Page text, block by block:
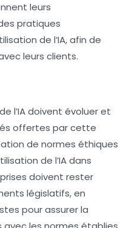
leurs
pratiques
de l’IA, afin de
leurs clients.
l’IA doivent évoluer et
offertes par cette
de normes éthiques
de l’IA dans
doivent rester
législatifs, en
pour assurer la